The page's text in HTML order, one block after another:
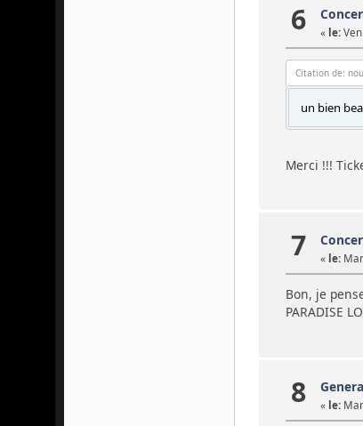
6 « le:Ven
Citation de:
un bien
Merci !!!
7 « le:Mar
Bon, je
PARADISE
8 « le:Mar